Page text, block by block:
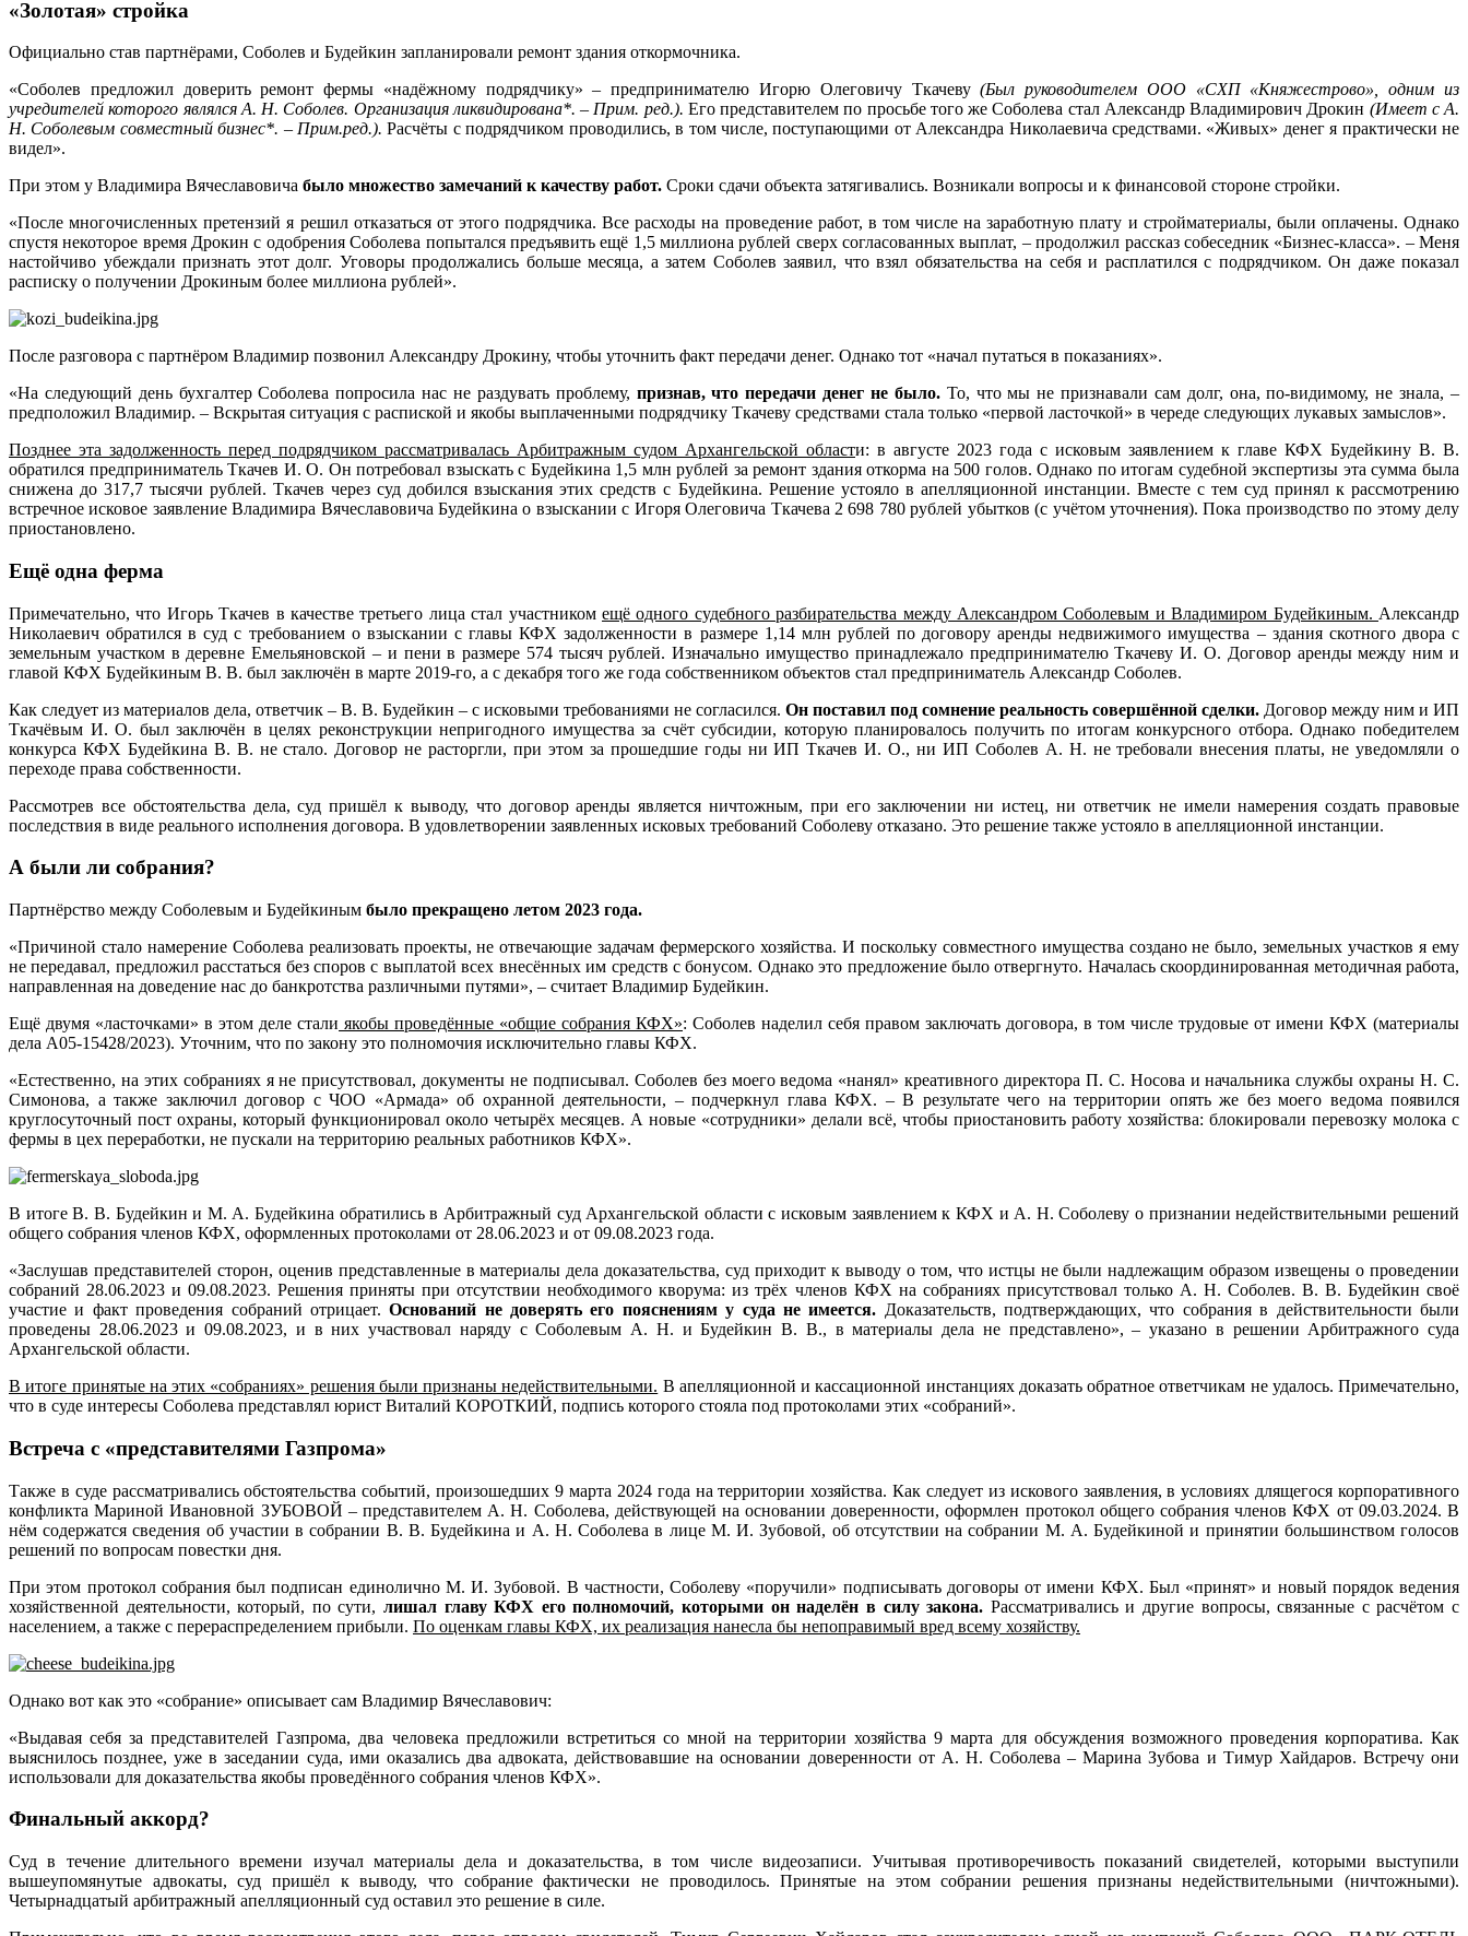
«Золотая» стройка
Официально став партнёрами, Соболев и Будейкин запланировали ремонт здания откормочника.
«Соболев предложил доверить ремонт фермы «надёжному подрядчику» – предпринимателю Игорю Олеговичу Ткачеву(Был руководителем ООО «СХП «Княжестрово», одним из
учредителей которого являлся А. Н. Соболев. Организация ликвидирована*. – Прим. ред.). Его представителем по просьбе того же Соболева стал Александр Владимирович Дрокин (Имеет с А.
Н. Соболевым совместный бизнес*. – Прим.ред.). Расчёты с подрядчиком проводились, в том числе, поступающими от Александра Николаевича средствами. «Живых» денег я практически не
видел».
При этом у Владимира Вячеславовича было множество замечаний к качеству работ. Сроки сдачи объекта затягивались. Возникали вопросы и к финансовой стороне стройки.
«После многочисленных претензий я решил отказаться от этого подрядчика. Все расходы на проведение работ, в том числе на заработную плату и стройматериалы, были оплачены. Однако
спустя некоторое время Дрокин с одобрения Соболева попытался предъявить ещё 1,5 миллиона рублей сверх согласованных выплат, – продолжил рассказ собеседник «Бизнес-класса». – Меня
настойчиво убеждали признать этот долг. Уговоры продолжались больше месяца, а затем Соболев заявил, что взял обязательства на себя и расплатился с подрядчиком. Он даже показал
расписку о получении Дрокиным более миллиона рублей».
После разговора с партнёром Владимир позвонил Александру Дрокину, чтобы уточнить факт передачи денег. Однако тот «начал путаться в показаниях».
«На следующий день бухгалтер Соболева попросила нас не раздувать проблему, признав, что передачи денег не было.То, что мы не признавали сам долг, она, по-видимому, не знала, –
предположил Владимир. – Вскрытая ситуация с распиской и якобы выплаченными подрядчику Ткачеву средствами стала только «первой ласточкой» в череде следующих лукавых замыслов».
Позднее эта задолженность перед подрядчиком рассматривалась Арбитражным судом Архангельской области: в августе 2023 года с исковым заявлением к главе КФХ Будейкину В. В.
обратился предприниматель Ткачев И. О. Он потребовал взыскать с Будейкина 1,5 млн рублей за ремонт здания откорма на 500 голов. Однако по итогам судебной экспертизы эта сумма была
снижена до 317,7 тысячи рублей. Ткачев через суд добился взыскания этих средств с Будейкина. Решение устояло в апелляционной инстанции. Вместе с тем суд принял к рассмотрению
встречное исковое заявление Владимира Вячеславовича Будейкина о взыскании с Игоря Олеговича Ткачева 2 698 780 рублей убытков (с учётом уточнения). Пока производство по этому делу
приостановлено.
Ещё одна ферма
Примечательно, что Игорь Ткачев в качестве третьего лица стал участником ещё одного судебного разбирательства между Александром Соболевым и Владимиром Будейкиным. Александр
Николаевич обратился в суд с требованием о взыскании с главы КФХ задолженности в размере 1,14 млн рублей по договору аренды недвижимого имущества – здания скотного двора с
земельным участком в деревне Емельяновской – и пени в размере 574 тысяч рублей. Изначально имущество принадлежало предпринимателю Ткачеву И. О. Договор аренды между ним и
главой КФХ Будейкиным В. В. был заключён в марте 2019‑го, а с декабря того же года собственником объектов стал предприниматель Александр Соболев.
Как следует из материалов дела, ответчик – В. В. Будейкин – с исковыми требованиями не согласился. Он поставил под сомнение реальность совершённой сделки. Договор между ним и ИП
Ткачёвым И. О. был заключён в целях реконструкции непригодного имущества за счёт субсидии, которую планировалось получить по итогам конкурсного отбора. Однако победителем
конкурса КФХ Будейкина В. В. не стало. Договор не расторгли, при этом за прошедшие годы ни ИП Ткачев И. О., ни ИП Соболев А. Н. не требовали внесения платы, не уведомляли о
переходе права собственности.
Рассмотрев все обстоятельства дела, суд пришёл к выводу, что договор аренды является ничтожным, при его заключении ни истец, ни ответчик не имели намерения создать правовые
последствия в виде реального исполнения договора. В удовлетворении заявленных исковых требований Соболеву отказано. Это решение также устояло в апелляционной инстанции.
А были ли собрания?
Партнёрство между Соболевым и Будейкиным было прекращено летом 2023 года.
«Причиной стало намерение Соболева реализовать проекты, не отвечающие задачам фермерского хозяйства. И поскольку совместного имущества создано не было, земельных участков я ему
не передавал, предложил расстаться без споров с выплатой всех внесённых им средств с бонусом. Однако это предложение было отвергнуто. Началась скоординированная методичная работа,
направленная на доведение нас до банкротства различными путями», – считает Владимир Будейкин.
Ещё двумя «ласточками» в этом деле стали якобы проведённые «общие собрания КФХ»: Соболев наделил себя правом заключать договора, в том числе трудовые от имени КФХ (материалы
дела А05-15428/2023). Уточним, что по закону это полномочия исключительно главы КФХ.
«Естественно, на этих собраниях я не присутствовал, документы не подписывал. Соболев без моего ведома «нанял» креативного директора П. С. Носова и начальника службы охраны Н. С.
Симонова, а также заключил договор с ЧОО «Армада» об охранной деятельности, – подчеркнул глава КФХ. – В результате чего на территории опять же без моего ведома появился
круглосуточный пост охраны, который функционировал около четырёх месяцев. А новые «сотрудники» делали всё, чтобы приостановить работу хозяйства: блокировали перевозку молока с
фермы в цех переработки, не пускали на территорию реальных работников КФХ».
В итоге В. В. Будейкин и М. А. Будейкина обратились в Арбитражный суд Архангельской области с исковым заявлением к КФХ и А. Н. Соболеву о признании недействительными решений
общего собрания членов КФХ, оформленных протоколами от 28.06.2023 и от 09.08.2023 года.
«Заслушав представителей сторон, оценив представленные в материалы дела доказательства, суд приходит к выводу о том, что истцы не были надлежащим образом извещены о проведении
собраний 28.06.2023 и 09.08.2023. Решения приняты при отсутствии необходимого кворума: из трёх членов КФХ на собраниях присутствовал только А. Н. Соболев. В. В. Будейкин своё
участие и факт проведения собраний отрицает.Оснований не доверять его пояснениям у суда не имеется. Доказательств, подтверждающих, что собрания в действительности были
проведены 28.06.2023 и 09.08.2023, и в них участвовал наряду с Соболевым А. Н. и Будейкин В. В., в материалы дела не представлено», – указано в решении Арбитражного суда
Архангельской области.
В итоге принятые на этих «собраниях» решения были признаны недействительными. В апелляционной и кассационной инстанциях доказать обратное ответчикам не удалось. Примечательно,
что в суде интересы Соболева представлял юрист Виталий КОРОТКИЙ, подпись которого стояла под протоколами этих «собраний».
Встреча с «представителями Газпрома»
Также в суде рассматривались обстоятельства событий, произошедших 9 марта 2024 года на территории хозяйства. Как следует из искового заявления, в условиях длящегося корпоративного
конфликта Мариной Ивановной ЗУБОВОЙ – представителем А. Н. Соболева, действующей на основании доверенности, оформлен протокол общего собрания членов КФХ от 09.03.2024. В
нём содержатся сведения об участии в собрании В. В. Будейкина и А. Н. Соболева в лице М. И. Зубовой, об отсутствии на собрании М. А. Будейкиной и принятии большинством голосов
решений по вопросам повестки дня.
При этом протокол собрания был подписан единолично М. И. Зубовой. В частности, Соболеву «поручили» подписывать договоры от имени КФХ. Был «принят» и новый порядок ведения
хозяйственной деятельности, который, по сути,лишал главу КФХ его полномочий, которыми он наделён в силу закона. Рассматривались и другие вопросы, связанные с расчётом с
населением, а также с перераспределением прибыли. По оценкам главы КФХ, их реализация нанесла бы непоправимый вред всему хозяйству.
Однако вот как это «собрание» описывает сам Владимир Вячеславович:
«Выдавая себя за представителей Газпрома, два человека предложили встретиться со мной на территории хозяйства 9 марта для обсуждения возможного проведения корпоратива. Как
выяснилось позднее, уже в заседании суда, ими оказались два адвоката, действовавшие на основании доверенности от А. Н. Соболева – Марина Зубова и Тимур Хайдаров. Встречу они
использовали для доказательства якобы проведённого собрания членов КФХ».
Финальный аккорд?
Суд в течение длительного времени изучал материалы дела и доказательства, в том числе видеозаписи. Учитывая противоречивость показаний свидетелей, которыми выступили
вышеупомянутые адвокаты, суд пришёл к выводу, что собрание фактически не проводилось. Принятые на этом собрании решения признаны недействительными (ничтожными).
Четырнадцатый арбитражный апелляционный суд оставил это решение в силе.